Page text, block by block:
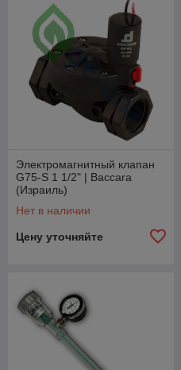
Электромагнитный клапан
G75-S 1 1/2" | Baccara
(Израиль)
Нет в наличии
Цену уточняйте